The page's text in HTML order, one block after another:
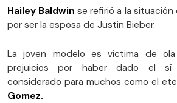
Hailey Baldwin se refirió a la
por ser la esposa de Justin Bieber.
La joven modelo es víctima de
prejuicios por haber dado el
considerado para muchos como el
Gomez.